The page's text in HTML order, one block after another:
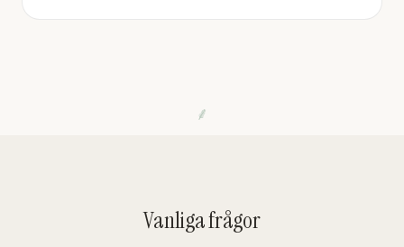
⸙
Vanliga frågor